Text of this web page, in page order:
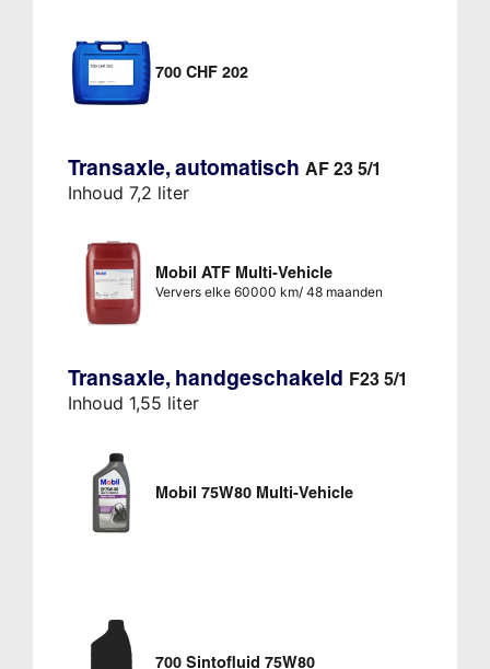
700 CHF 202
Transaxle, automatisch AF 23 5/1
Inhoud 7,2 liter
Mobil ATF Multi-Vehicle
Ververs elke 60000 km/ 48 maanden
Transaxle, handgeschakeld F23 5/1
Inhoud 1,55 liter
Mobil 75W80 Multi-Vehicle
700 Sintofluid 75W80